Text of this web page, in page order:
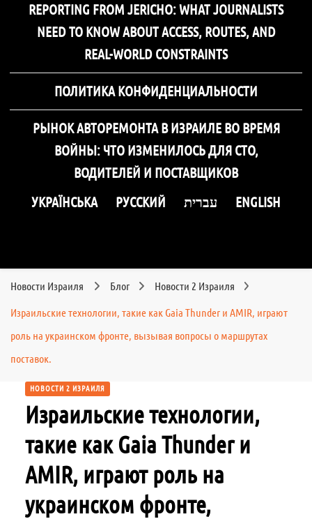
REPORTING FROM JERICHO: WHAT JOURNALISTS
NEED TO KNOW ABOUT ACCESS, ROUTES, AND
REAL-WORLD CONSTRAINTS
ПОЛИТИКА КОНФИДЕНЦИАЛЬНОСТИ
РЫНОК АВТОРЕМОНТА В ИЗРАИЛЕ ВО ВРЕМЯ
ВОЙНЫ: ЧТО ИЗМЕНИЛОСЬ ДЛЯ СТО,
ВОДИТЕЛЕЙ И ПОСТАВЩИКОВ
УКРАЇНСЬКА
РУССКИЙ עברית ENGLISH
Новости Израиля Блог Новости 2 Израиля
Израильские технологии, такие как Gaia Thunder и AMIR, играют
роль на украинском фронте, вызывая вопросы о маршрутах
поставок.
НОВОСТИ 2 ИЗРАИЛЯ
Израильские технологии,
такие как Gaia Thunder и
AMIR, играют роль на
украинском фронте,